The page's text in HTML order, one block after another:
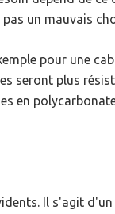
un mauvais
pour une
seront plus
en
Il s'agit